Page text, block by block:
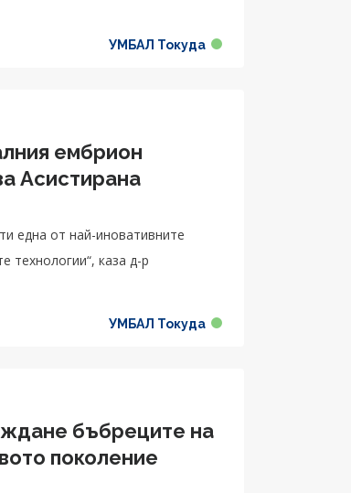
УМБАЛ Токуда
ембрион
Асистирана
една от най-иновативните
технологии“, каза д-р
УМБАЛ Токуда
бъбреците на
поколение